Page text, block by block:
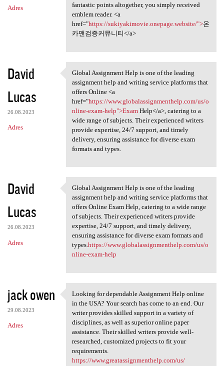
Adres
fantastic points altogether, you simply received
emblem reader. <a
href="https://sukiyakimovie.onepage.website/">온
카맨검증커뮤니티</a>
David
Lucas
26.08.2023
Adres
Global Assignment Help is one
Global Assignment Help is one of the leading
assignment help and writing service platforms that
offers Online <a
href="https://www.globalassignmenthelp.com/us/o
nline-exam-help">ExamHelp</a>, catering to a
wide range of subjects. Their experienced writers
provide expertise, 24/7 support, and timely
delivery, ensuring assistance for diverse exam
formats and types.
David
Lucas
26.08.2023
Adres
Global Assignment Help is one
Global Assignment Help is one of the leading
assignment help and writing service platforms that
offers Online Exam Help, catering to a wide range
of subjects. Their experienced writers provide
expertise, 24/7 support, and timely delivery,
ensuring assistance for diverse exam formats and
types.https://www.globalassignmenthelp.com/us/o
nline-exam-help
jack owen
29.08.2023
Adres
Looking for dependable
Looking for dependable Assignment Help online
in the USA? Your search has come to an end. Our
writer provides skilled support in a variety of
disciplines, as well as superior online paper
assistance. Their skilled writers provide well-
researched, customized projects to fit your
requirements.
https://www.greatassignmenthelp.com/us/